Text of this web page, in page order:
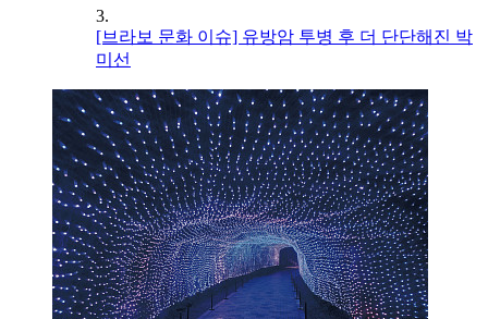
3.
[브라보 문화 이슈] 유방암 투병 후 더 단단해진 박
미선